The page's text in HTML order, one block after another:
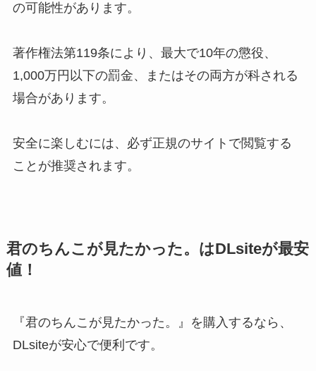
の可能性があります。
著作権法第119条により、最大で10年の懲役、
1,000万円以下の罰金、またはその両方が科される
場合があります。
安全に楽しむには、必ず正規のサイトで閲覧する
ことが推奨されます。
君のちんこが見たかった。はDLsiteが最安
値！
『君のちんこが見たかった。』を購入するなら、
DLsiteが安心で便利です。